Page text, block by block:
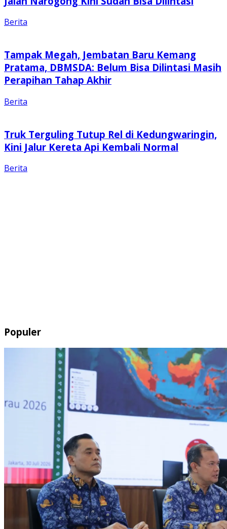
Berita
Tampak Megah, Jembatan Baru Kemang
Pratama, DBMSDA: Belum Bisa Dilintasi Masih
Perapihan Tahap Akhir
Berita
Truk Terguling Tutup Rel di Kedungwaringin,
Kini Jalur Kereta Api Kembali Normal
Berita
Populer